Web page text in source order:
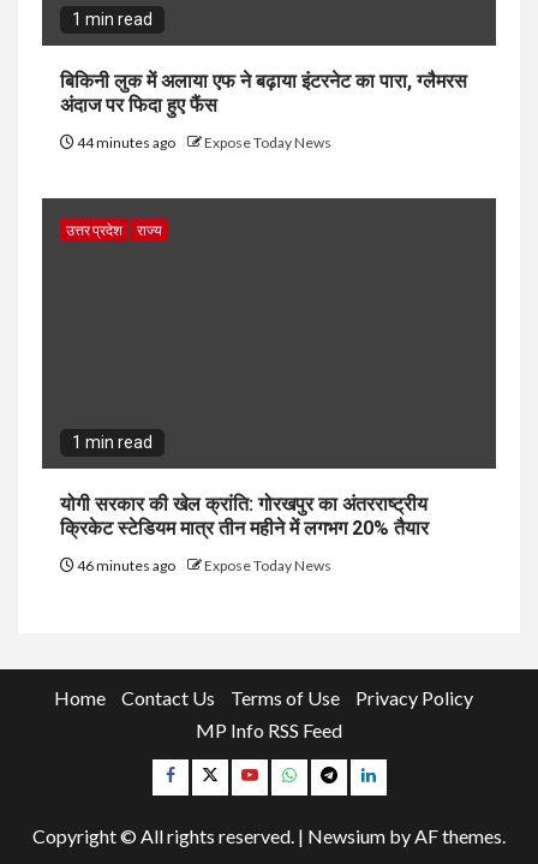
1 min read
बिकिनी लुक में अलाया एफ ने बढ़ाया इंटरनेट का पारा, ग्लैमरस
अंदाज पर फिदा हुए फैंस
44 minutes ago Expose Today News
उत्तर प्रदेश राज्य
1 min read
योगी सरकार की खेल क्रांति: गोरखपुर का अंतरराष्ट्रीय
क्रिकेट स्टेडियम मात्र तीन महीने में लगभग 20% तैयार
46 minutes ago Expose Today News
Home Contact Us Terms of Use
Privacy Policy
MP Info RSS Feed
Facebook
TwitterYouTubeWhatsapp
TelegramLinkedin
Copyright © All rights reserved. | Newsium by AF themes.